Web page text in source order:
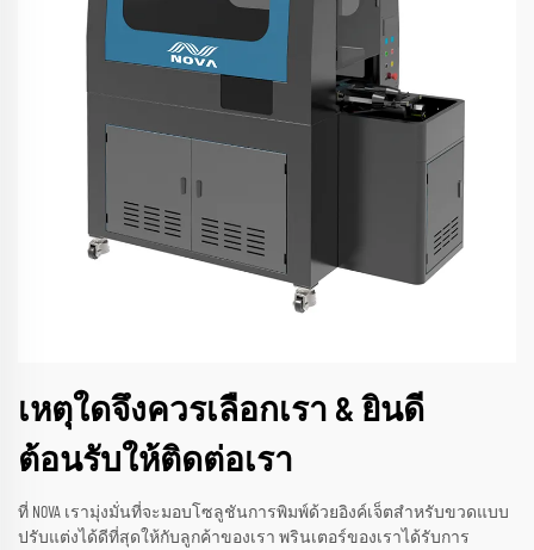
เหตุใดจึงควรเลือกเรา & ยินดี
ต้อนรับให้ติดต่อเรา
ที่ NOVA เรามุ่งมั่นที่จะมอบโซลูชันการพิมพ์ด้วยอิงค์เจ็ตสำหรับขวดแบบ
ปรับแต่งได้ดีที่สุดให้กับลูกค้าของเรา พรินเตอร์ของเราได้รับการ